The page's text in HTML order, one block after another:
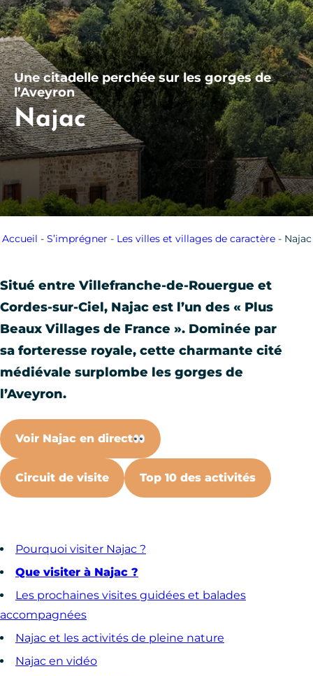
Une citadelle perchée sur les gorges de
l’Aveyron
Najac
Accueil - S’imprégner - Les villes et villages de caractère- Najac
Situé entre Villefranche-de-Rouergue et
Cordes-sur-Ciel, Najac est l’un des « Plus
Beaux Villages de France ». Dominée par
sa forteresse royale, cette charmante cité
médiévale surplombe les gorges de
l’Aveyron.
Voir Najac en direct
Circuit de visite Top 10 des activités
Pourquoi visiter Najac ?
Que visiter à Najac ?
Les prochaines visites guidées et balades
accompagnées
Najac et les activités de pleine nature
Najac en vidéo